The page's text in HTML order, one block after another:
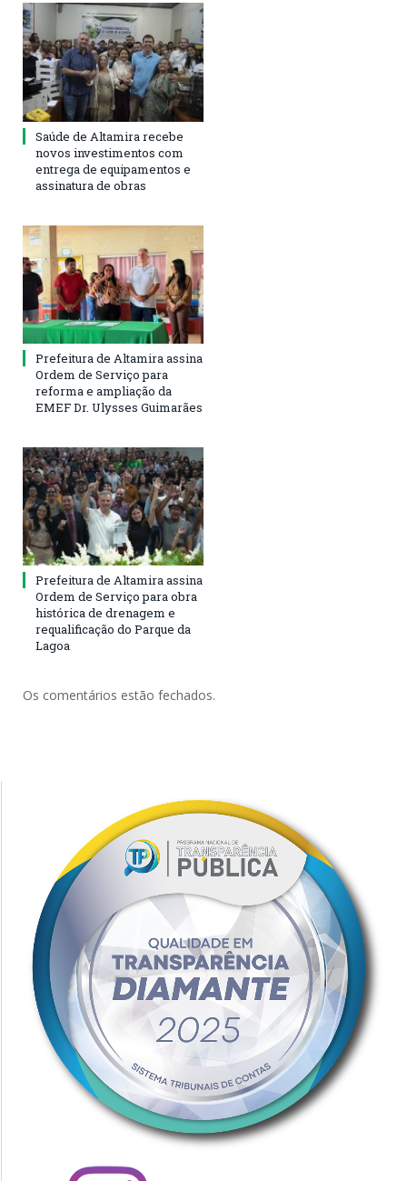
Saúde de Altamira recebe
novos investimentos com
entrega de equipamentos e
assinatura de obras
Prefeitura de Altamira assina
Ordem de Serviço para
reforma e ampliação da
EMEF Dr. Ulysses Guimarães
Prefeitura de Altamira assina
Ordem de Serviço para obra
histórica de drenagem e
requalificação do Parque da
Lagoa
Os comentários estão fechados.